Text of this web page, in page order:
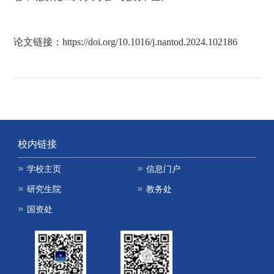
论文链接：https://doi.org/10.1016/j.nantod.2024.102186
校内链接
学校主页 信息门户
研究生院 教务处
国资处